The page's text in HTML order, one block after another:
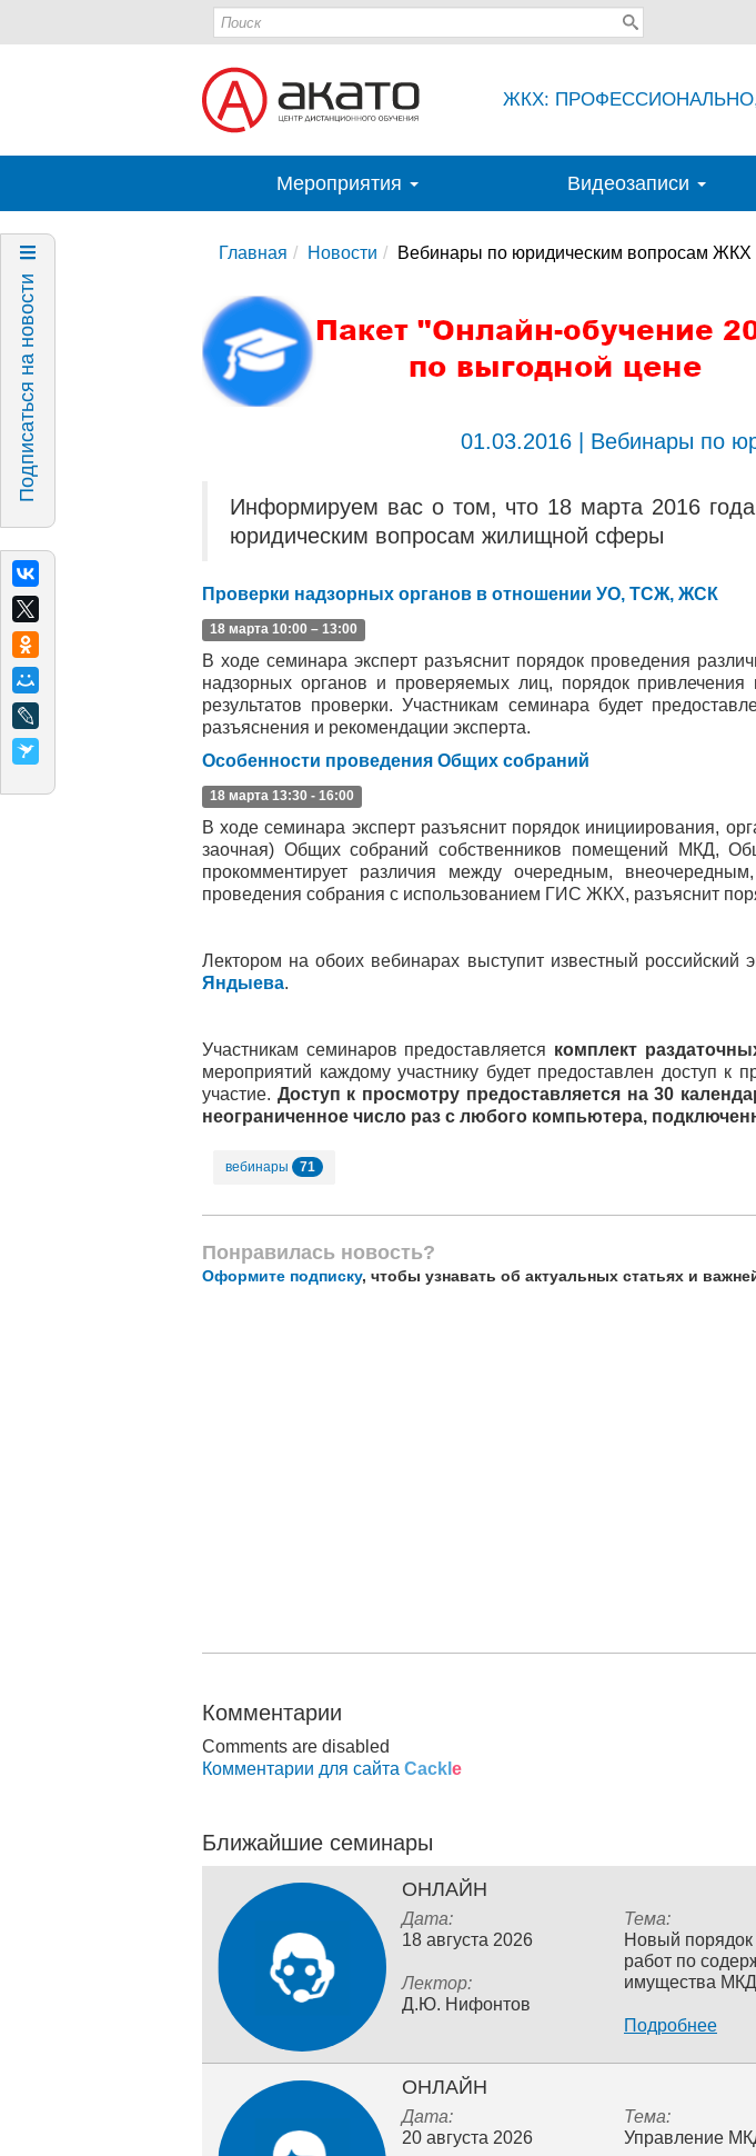
ЖКХ:
Мероприятия Видеозаписи
Подписаться на новости
Главная Новости Вебинары по юридическим вопросам ЖКХ
01.03.2016 | Вебинары по
Информируем вас о том, что 18 марта 2016
юридическим вопросам жилищной сферы
Проверки надзорных органов в отношении УО, ТСЖ, ЖСК
18 марта 10:00 – 13:00
В ходе семинара эксперт разъяснит порядок проведения
надзорных органов и проверяемых лиц, порядок привлечения
результатов проверки. Участникам семинара будет
разъяснения и рекомендации эксперта.
Особенности проведения Общих собраний
18 марта 13:30 - 16:00
В ходе семинара эксперт разъяснит порядок инициирования,
заочная) Общих собраний собственников помещений МКД,
прокомментирует различия между очередным,
проведения собрания с использованием ГИС ЖКХ, разъяснит
Лектором на обоих вебинарах выступит известный
Яндыева.
Участникам семинаров предоставляется комплект
мероприятий каждому участнику будет предоставлен доступ к
участие. Доступ к просмотру предоставляется на 30
неограниченное число раз с любого компьютера,
вебинары 71
Понравилась новость?
Оформите подписку, чтобы узнавать об актуальных статьях и
Комментарии
Comments are disabled
Комментарии для сайта Cackl e
Ближайшие семинары
ОНЛАЙН
Дата:
18 августа 2026
Лектор:
Д.Ю. Нифонтов
Тема:
Новый
работ по
имущества МКД
Подробнее
ОНЛАЙН
Дата:
20 августа 2026
Тема:
Управление